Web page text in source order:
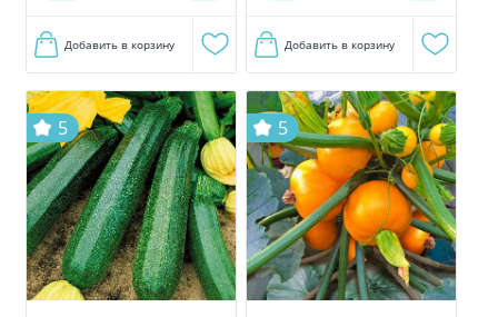
Добавить в корзину Добавить в корзину
5 5